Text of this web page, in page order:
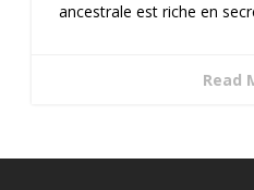
ancestrale est riche en
Read